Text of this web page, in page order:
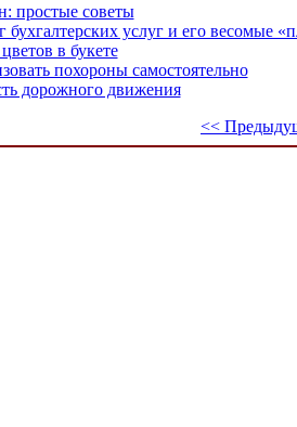
простые советы
бухгалтерских услуг и его весомые
в букете
похороны самостоятельно
дорожного движения
<<